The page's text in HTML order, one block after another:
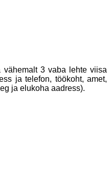
3 vaba lehte viisa
ja telefon, töökoht, amet,
ja elukoha aadress).